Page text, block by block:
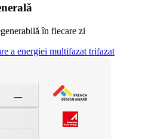
în fiecare zi
a energiei multifazat trifazat